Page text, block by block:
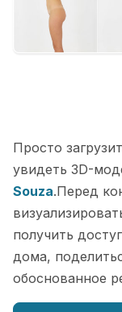
Просто
увидеть 3D-
Souza.Перед
получить
дома,
обоснованное